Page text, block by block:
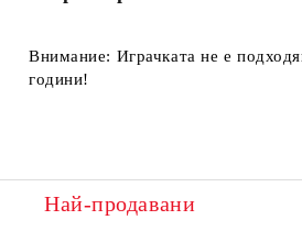
Внимание: Играчката не е
години!
Най-продавани